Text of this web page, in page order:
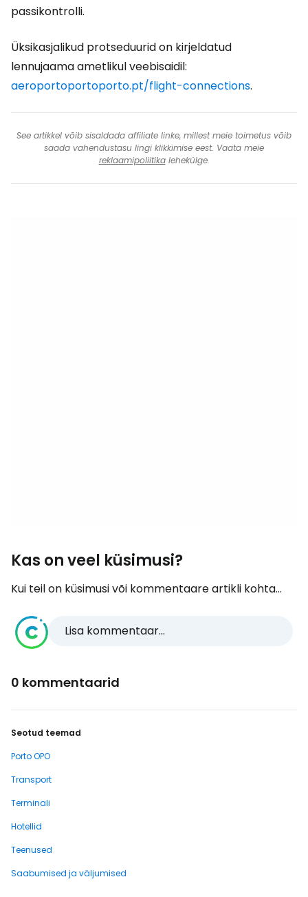
passikontrolli.
Üksikasjalikud protseduurid on kirjeldatud
lennujaama ametlikul veebisaidil:
aeroportoportoporto.pt/flight-connections.
See artikkel võib sisaldada affiliate linke, millest meie toimetus võib
saada vahendustasu lingi klikkimise eest. Vaata meie
reklaamipoliitikalehekülge.
Kas on veel küsimusi?
Kui teil on küsimusi või kommentaare artikli kohta...
Lisa kommentaar...
0 kommentaarid
Seotud teemad
Porto OPO
Transport
Terminali
Hotellid
Teenused
Saabumised ja väljumised